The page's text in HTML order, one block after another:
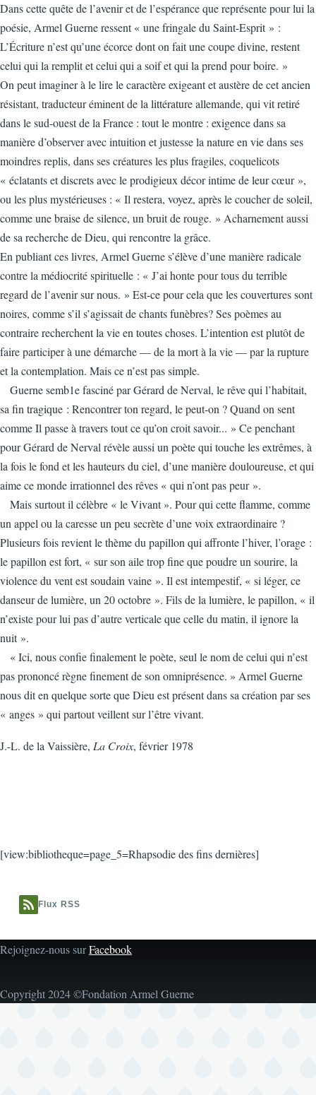
Dans cette quête de l’avenir et de l’espérance que représente pour lui la
poésie, Armel Guerne ressent « une fringale du Saint-Esprit » :
L’Écriture n’est qu’une écorce dont on fait une coupe divine, restent
celui qui la remplit et celui qui a soif et qui la prend pour boire. »
On peut imaginer à le lire le caractère exigeant et austère de cet ancien
résistant, traducteur éminent de la littérature allemande, qui vit retiré
dans le sud-ouest de la France : tout le montre : exigence dans sa
manière d’observer avec intuition et justesse la nature en vie dans ses
moindres replis, dans ses créatures les plus fragiles, coquelicots
« éclatants et discrets avec le prodigieux décor intime de leur cœur »,
ou les plus mystérieuses : « Il restera, voyez, après le coucher de soleil,
comme une braise de silence, un bruit de rouge. » Acharnement aussi
de sa recherche de Dieu, qui rencontre la grâce.
En publiant ces livres, Armel Guerne s’élève d’une manière radicale
contre la médiocrité spirituelle : « J’ai honte pour tous du terrible
regard de l’avenir sur nous. » Est-ce pour cela que les couvertures sont
noires, comme s’il s’agissait de chants funèbres? Ses poèmes au
contraire recherchent la vie en toutes choses. L’intention est plutôt de
faire participer à une démarche — de la mort à la vie — par la rupture
et la contemplation. Mais ce n’est pas simple.
Guerne semb1e fasciné par Gérard de Nerval, le rêve qui l’habitait,
sa fin tragique : Rencontrer ton regard, le peut-on ? Quand on sent
comme Il passe à travers tout ce qu’on croit savoir... » Ce penchant
pour Gérard de Nerval révèle aussi un poète qui touche les extrêmes, à
la fois le fond et les hauteurs du ciel, d’une manière douloureuse, et qui
aime ce monde irrationnel des rêves « qui n’ont pas peur ».
Mais surtout il célèbre « le Vivant ». Pour qui cette flamme, comme
un appel ou la caresse un peu secrète d’une voix extraordinaire ?
Plusieurs fois revient le thème du papillon qui affronte l’hiver, l’orage :
le papillon est fort, « sur son aile trop fine que poudre un sourire, la
violence du vent est soudain vaine ». Il est intempestif, « si léger, ce
danseur de lumière, un 20 octobre ». Fils de la lumière, le papillon, « il
n’existe pour lui pas d’autre verticale que celle du matin, il ignore la
nuit ».
« Ici, nous confie finalement le poète, seul le nom de celui qui n’est
pas prononcé règne finement de son omniprésence. » Armel Guerne
nous dit en quelque sorte que Dieu est présent dans sa création par ses
« anges » qui partout veillent sur l’être vivant.
J.-L. de la Vaissière, La Croix, février 1978
[view:bibliotheque=page_5=Rhapsodie des fins dernières]
Flux RSS
Rejoignez-nous surFacebook
Copyright 2024 ©Fondation Armel Guerne